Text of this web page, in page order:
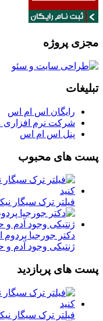
مجزی پروژه
تبلیغات
رایگان اس ام اس
شرکت نرم افزاری
پنل اس ام اس
پست های محبوب
فیلتر ترک سیگار
دکتر جورجیا
ژنتیکی وجود آدم و
پست های پربازدید
فیلتر ترک سیگار